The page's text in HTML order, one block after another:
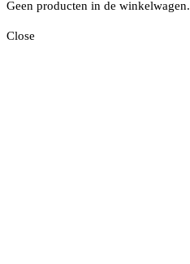
Geen producten in de winkelwagen.
Close